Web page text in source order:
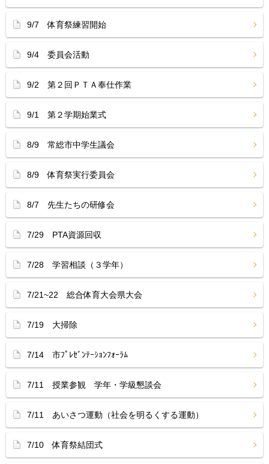
9/7 体育祭練習開始
9/4 委員会活動
9/2 第２回ＰＴＡ奉仕作業
9/1 第２学期始業式
8/9 常総市中学生議会
8/9 体育祭実行委員会
8/7 先生たちの研修会
7/29 PTA資源回収
7/28 学習相談（３学年）
7/21~22 総合体育大会県大会
7/19 大掃除
7/14 市ﾌﾟﾚｾﾞﾝﾃｰｼｮﾝﾌｫｰﾗﾑ
7/11 授業参観 学年・学級懇談会
7/11 あいさつ運動（社会を明るくする運動）
7/10 体育祭結団式